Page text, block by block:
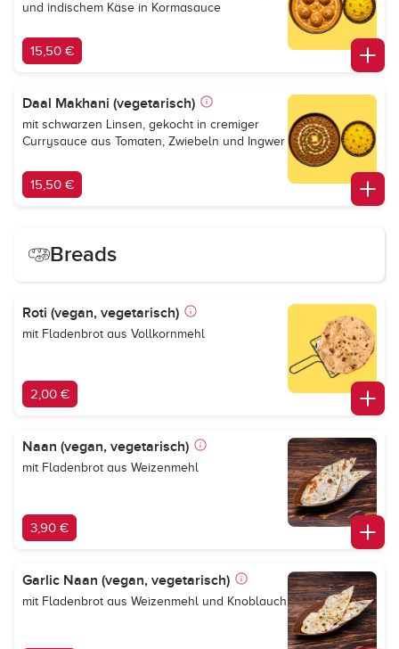
und indischem Käse in Kormasauce
15,50 €
Daal Makhani (vegetarisch)
mit schwarzen Linsen, gekocht in cremiger
Currysauce aus Tomaten, Zwiebeln und Ingwer
15,50 €
Breads
Roti (vegan, vegetarisch)
mit Fladenbrot aus Vollkornmehl
2,00 €
Naan (vegan, vegetarisch)
mit Fladenbrot aus Weizenmehl
3,90 €
Garlic Naan (vegan, vegetarisch)
mit Fladenbrot aus Weizenmehl und Knoblauch